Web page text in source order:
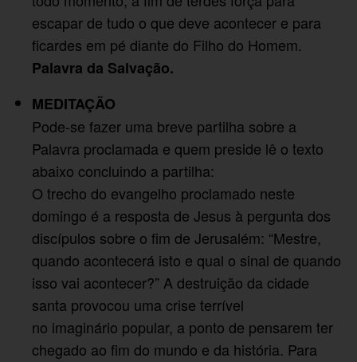
escapar de tudo o que deve acontecer e para
ficardes em pé diante do Filho do Homem.
Palavra da Salvação.
MEDITAÇÃO
Pode-se fazer uma breve partilha sobre a
Palavra proclamada e quem preside lê o texto
abaixo concluindo a partilha:
O trecho do evangelho proclamado neste
domingo é a resposta de Jesus à pergunta dos
discípulos sobre o fim de Jerusalém: “Mestre,
quando acontecerá isto e qual o sinal de quando
isso vai acontecer?” A destruição da cidade
santa provocou uma crise terrível
no imaginário popular, a ponto de pensarem ter
chegado ao fim do mundo e da história. Para